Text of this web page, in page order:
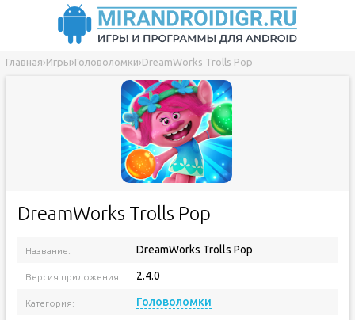
Главная›Игры›Головоломки›DreamWorks Trolls Pop
DreamWorks Trolls Pop
Название: DreamWorks Trolls Pop
Версия приложения: 2.4.0
Категория: Головоломки